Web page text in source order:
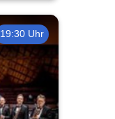
19:30 Uhr